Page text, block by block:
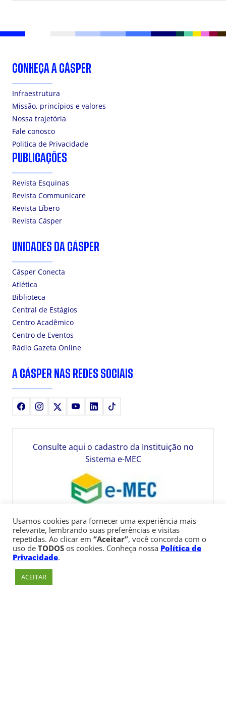
CONHEÇA A CÁSPER
Infraestrutura
Missão, princípios e valores
Nossa trajetória
Fale conosco
Politica de Privacidade
PUBLICAÇÕES
Revista Esquinas
Revista Communicare
Revista Líbero
Revista Cásper
UNIDADES DA CÁSPER
Cásper Conecta
Atlética
Biblioteca
Central de Estágios
Centro Acadêmico
Centro de Eventos
Rádio Gazeta Online
A CÁSPER NAS REDES SOCIAIS
FacebookInstagram YoutubeLinkedIn
Consulte aqui o cadastro da Instituição no
Sistema e-MEC
Usamos cookies para fornecer uma experiência mais
relevante, lembrando suas preferências e visitas
repetidas. Ao clicar em “Aceitar”, você concorda com o
uso de TODOS os cookies. Conheça nossa Política de
Privacidade.
ACEITAR